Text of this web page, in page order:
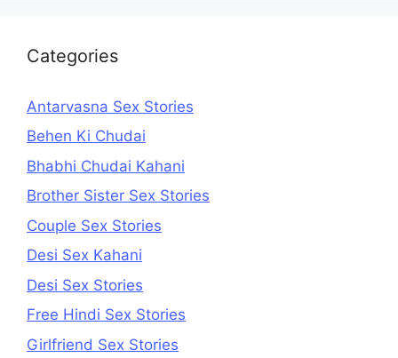
Categories
Antarvasna Sex Stories
Behen Ki Chudai
Bhabhi Chudai Kahani
Brother Sister Sex Stories
Couple Sex Stories
Desi Sex Kahani
Desi Sex Stories
Free Hindi Sex Stories
Girlfriend Sex Stories